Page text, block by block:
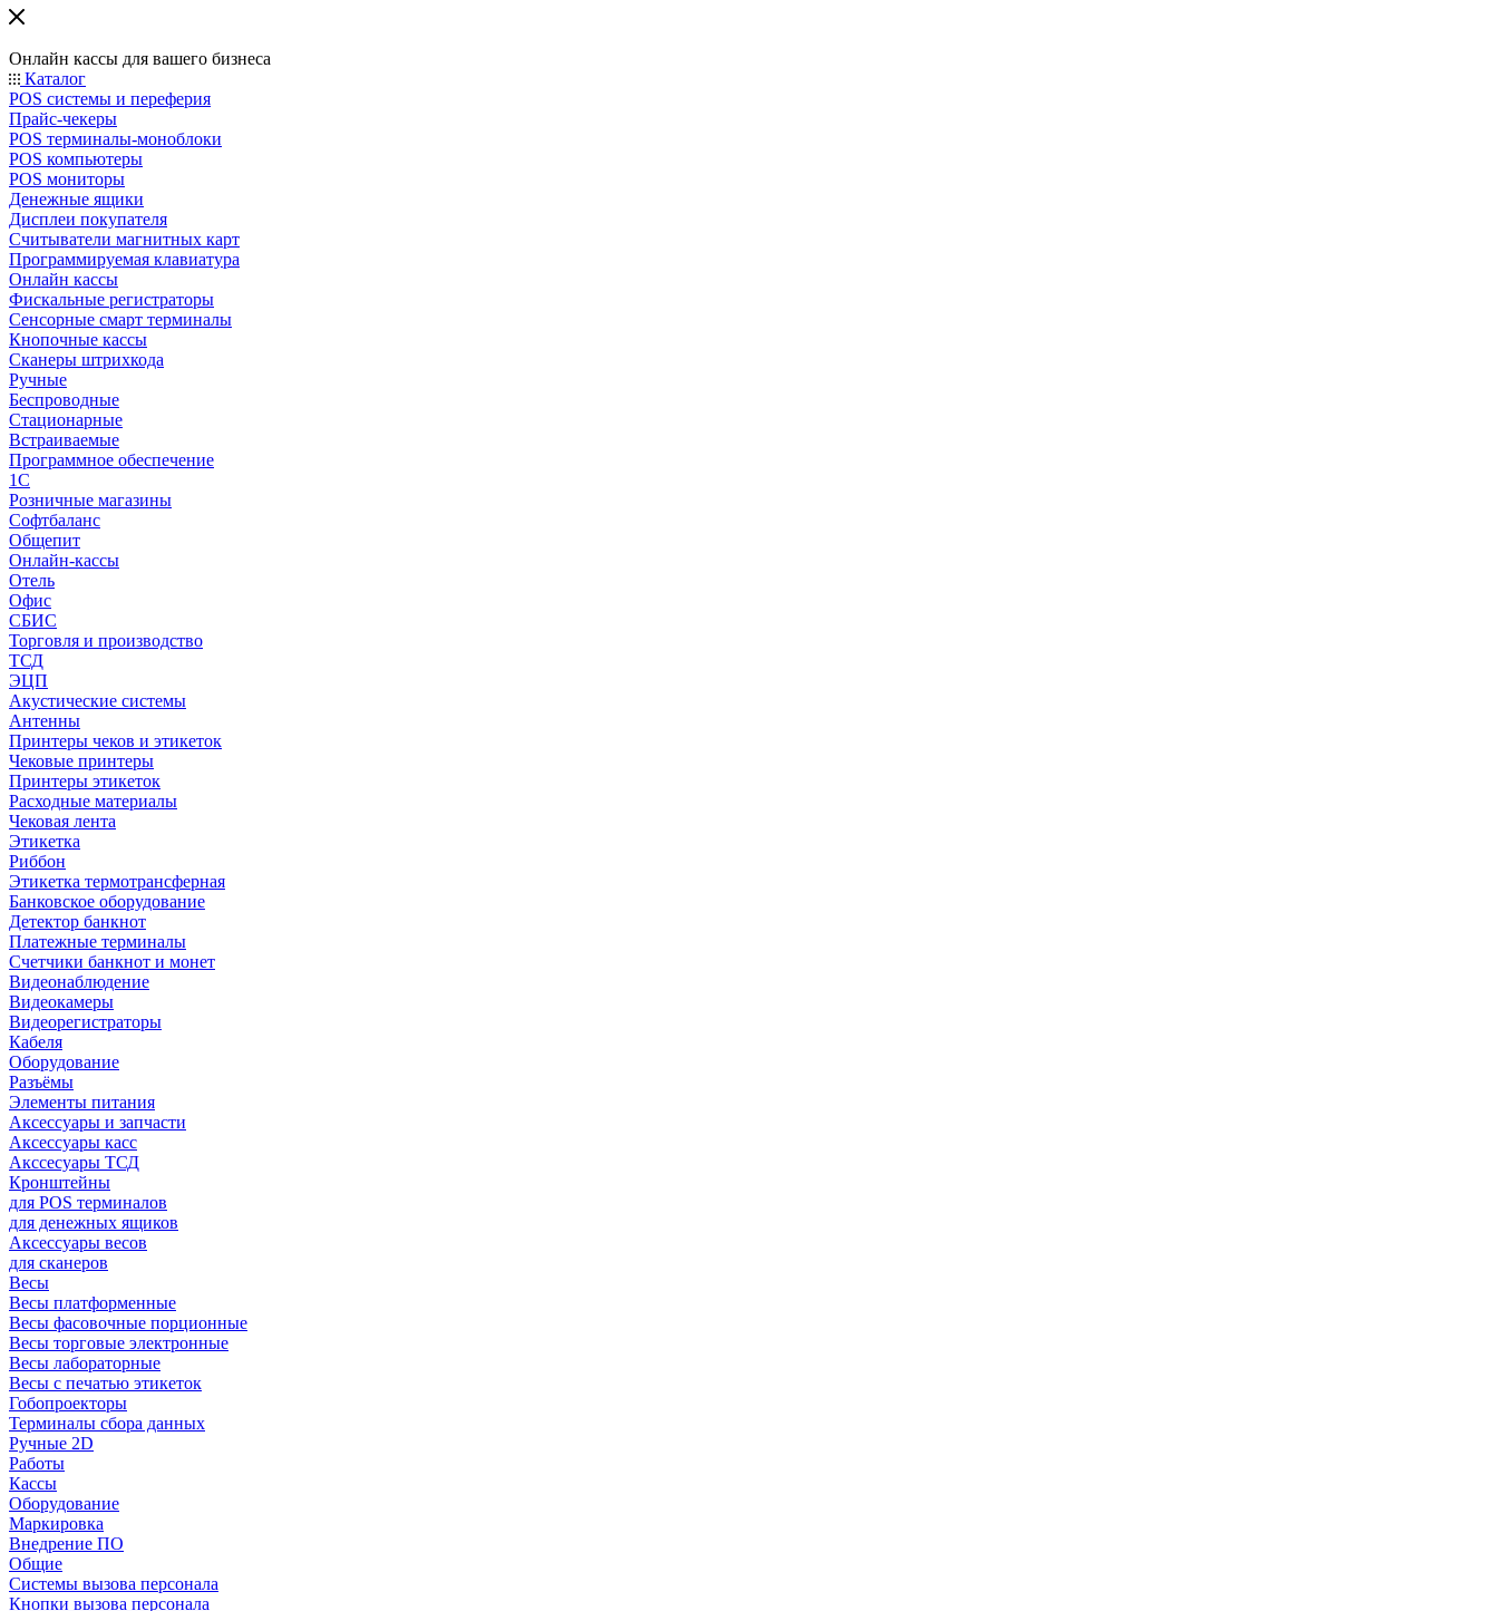
Онлайн кассы для вашего бизнеса
Каталог
POS системы и переферия
Прайс-чекеры
POS терминалы-моноблоки
POS компьютеры
POS мониторы
Денежные ящики
Дисплеи покупателя
Считыватели магнитных карт
Программируемая клавиатура
Онлайн кассы
Фискальные регистраторы
Сенсорные смарт терминалы
Кнопочные кассы
Сканеры штрихкода
Ручные
Беспроводные
Стационарные
Встраиваемые
Программное обеспечение
1С
Розничные магазины
Софтбаланс
Общепит
Онлайн-кассы
Отель
Офис
СБИС
Торговля и производство
ТСД
ЭЦП
Акустические системы
Антенны
Принтеры чеков и этикеток
Чековые принтеры
Принтеры этикеток
Расходные материалы
Чековая лента
Этикетка
Риббон
Этикетка термотрансферная
Банковское оборудование
Детектор банкнот
Платежные терминалы
Счетчики банкнот и монет
Видеонаблюдение
Видеокамеры
Видеорегистраторы
Кабеля
Оборудование
Разъёмы
Элементы питания
Аксессуары и запчасти
Аксессуары касс
Акссесуары ТСД
Кронштейны
для POS терминалов
для денежных ящиков
Аксессуары весов
для сканеров
Весы
Весы платформенные
Весы фасовочные порционные
Весы торговые электронные
Весы лабораторные
Весы с печатью этикеток
Гобопроекторы
Терминалы сбора данных
Ручные 2D
Работы
Кассы
Оборудование
Маркировка
Внедрение ПО
Общие
Системы вызова персонала
Кнопки вызова персонала